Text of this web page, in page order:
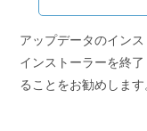
アップデータのイン
インストーラーを終
ることをお勧めします